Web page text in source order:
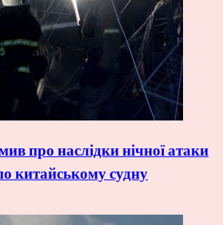
про наслідки нічної атаки
китайському судну